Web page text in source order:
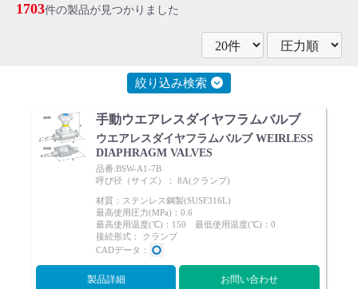
1703件の製品が見つかりました
絞り込み検索
手動ウエアレスダイヤフラムバルブ
ウエアレスダイヤフラムバルブ WEIRLESS
DIAPHRAGM VALVES
品番:BSW-A1-7B
呼び径（サイズ）： 8A(クランプ)
材質：ステンレス鋼製(SUSF316L)
最高使用圧力(MPa)：0.6
最高使用温度(℃)：150 最低使用温度(℃)：0
接続形式： クランプ
CADデータ：
製品詳細 お問い合わせ